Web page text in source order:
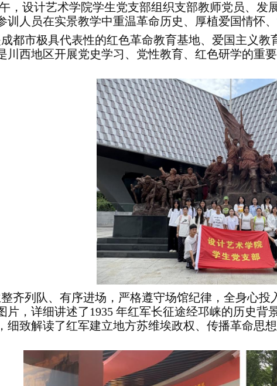
，设计艺术学院学生党支部组织支部教师党员、
训人员在实景教学中重温革命历史、厚植爱国情怀、
都市极具代表性的红色革命教育基地、爱国主义
川西地区开展党史学习、党性教育、红色研学的重
齐列队、有序进场，严格遵守场馆纪律，全身心
片，详细讲述了1935 年红军长征途经邛崃的历史背
细致解读了红军建立地方苏维埃政权、传播革命思